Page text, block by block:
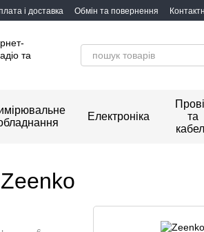
контенту
і доставка Обмін та повернення
Електроніка
та